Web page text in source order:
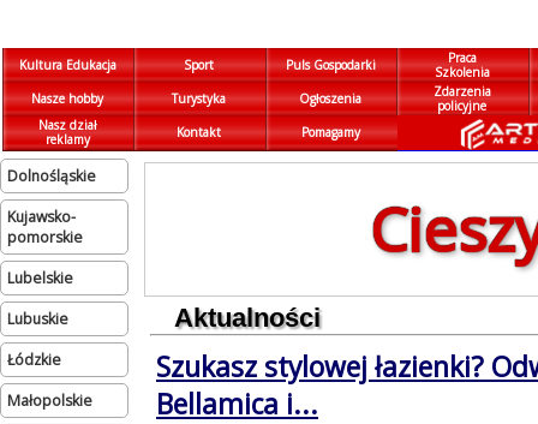
Kultura Edukacja Sport Puls Gospodarki
Praca
Szkolenia
Nasze hobby
Turystyka Ogłoszenia
Zdarzenia
policyjne
Nasz dział
reklamy
Kontakt Pomagamy
dolnośląskie
kujawsko-
pomorskie
lubelskie
lubuskie
łódzkie
małopolskie
Aktualności
Szukasz stylowej łazienki?
Bellamica i...